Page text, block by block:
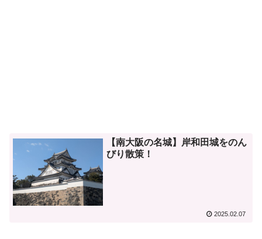
【南大阪の名城】岸和田城をのん
びり散策！
2025.02.07